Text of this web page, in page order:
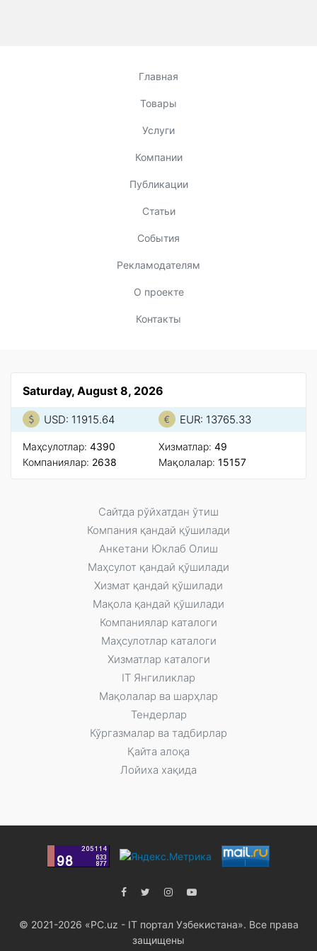
Главная
Товары
Услуги
Компании
Публикации
Статьи
События
Рекламодателям
О проекте
Контакты
Saturday, August 8, 2026
USD: 11915.64 EUR: 13765.33
Маҳсулотлар: 4390
Компаниялар: 2638
Xизматлар: 49
Мақолалар: 15157
Сайтда рўйxатдан ўтиш
Компания қандай қўшилади
Анкетани Юклаб Олиш
Маҳсулот қандай қўшилади
Xизмат қандай қўшилади
Мақола қандай қўшилади
Компаниялар каталоги
Маҳсулотлар каталоги
Xизматлар каталоги
IT Янгиликлар
Мақолалар ва шарҳлар
Тендерлар
Кўргазмалар ва тадбирлар
Қайта алоқа
Лойиха хақида
© 2021-2026 «PC.uz - IT портал Узбекистана». Все права
защищены